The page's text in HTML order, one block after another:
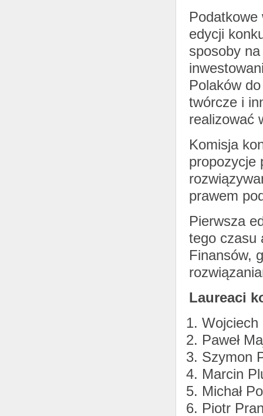
edycji
sposoby
Polaków
twórcze i
realizować
Komisja
propozycje
prawem
Pierwsza
tego czasu
Finansów,
Laureaci
Wojciech
Paweł
Szymon
Marcin
Michał
Piotr